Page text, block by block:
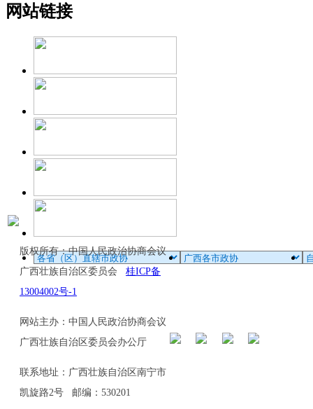
网站链接
版权所有：中国人民政治协商会议
广西壮族自治区委员会 桂ICP备
13004002号-1
网站主办：中国人民政治协商会议
广西壮族自治区委员会办公厅
联系地址：广西壮族自治区南宁市
凯旋路2号 邮编：530201